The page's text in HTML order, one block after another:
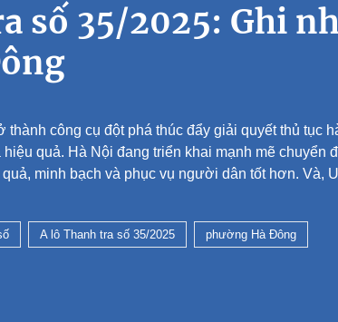
số 35/2025: Ghi
thành công cụ đột phá thúc đẩy giải quyết thủ tục
hiệu quả. Hà Nội đang triển khai mạnh mẽ
minh bạch và phục vụ người dân tốt hơn. Và,
A lô Thanh tra số 35/2025 phường Hà Đông